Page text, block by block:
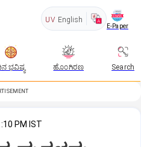
UV English
E-Paper
ಭವಿಷ್ಯ ಹೊಂಗಿರಣ Search
PM IST